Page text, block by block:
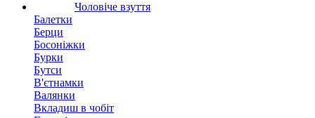
Чоловіче взуття
Балетки
Берци
Босоніжки
Бурки
Бутси
В'єтнамки
Валянки
Вкладиш в чобіт